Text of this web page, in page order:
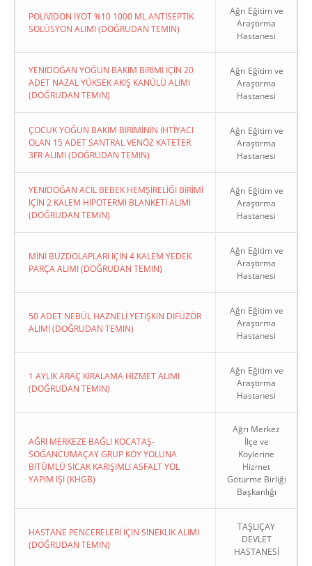
POLİVİDON İYOT %10 1000 ML ANTİSEPTİK
SOLÜSYON ALIMI (DOĞRUDAN TEMIN)
Ağrı Eğitim ve
Araştırma
Hastanesi
YENİDOĞAN YOĞUN BAKIM BİRİMİ İÇİN 20
ADET NAZAL YÜKSEK AKIŞ KANÜLÜ ALIMI
(DOĞRUDAN TEMIN)
Ağrı Eğitim ve
Araştırma
Hastanesi
ÇOCUK YOĞUN BAKIM BİRİMİNİN İHTİYACI
OLAN 15 ADET SANTRAL VENÖZ KATETER
3FR ALIMI (DOĞRUDAN TEMIN)
Ağrı Eğitim ve
Araştırma
Hastanesi
YENİDOĞAN ACİL BEBEK HEMŞİRELİĞİ BİRİMİ
İÇİN 2 KALEM HİPOTERMİ BLANKETİ ALIMI
(DOĞRUDAN TEMIN)
Ağrı Eğitim ve
Araştırma
Hastanesi
MİNİ BUZDOLAPLARI İÇİN 4 KALEM YEDEK
PARÇA ALIMI (DOĞRUDAN TEMIN)
Ağrı Eğitim ve
Araştırma
Hastanesi
50 ADET NEBÜL HAZNELİ YETİŞKİN DİFÜZÖR
ALIMI (DOĞRUDAN TEMIN)
Ağrı Eğitim ve
Araştırma
Hastanesi
1 AYLIK ARAÇ KİRALAMA HİZMET ALIMI
(DOĞRUDAN TEMIN)
Ağrı Eğitim ve
Araştırma
Hastanesi
AĞRI MERKEZE BAĞLI KOCATAŞ-
SOĞANCUMAÇAY GRUP KÖY YOLUNA
BITÜMLÜ SICAK KARIŞIMLI ASFALT YOL
YAPIM IŞI (KHGB)
Ağrı Merkez
İlçe ve
Köylerine
Hizmet
Götürme Birliği
Başkanlığı
HASTANE PENCERELERİ İÇİN SİNEKLİK ALIMI
(DOĞRUDAN TEMIN)
TAŞLIÇAY
DEVLET
HASTANESİ